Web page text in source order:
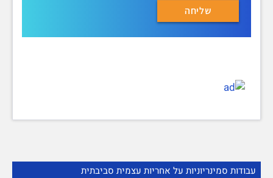
עבודות סמינריוניות על אחריות עצמית סביבתית